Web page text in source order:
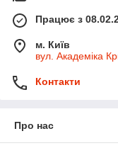
Працює з
м. Київ
вул. Академіка
Контакти
Про нас